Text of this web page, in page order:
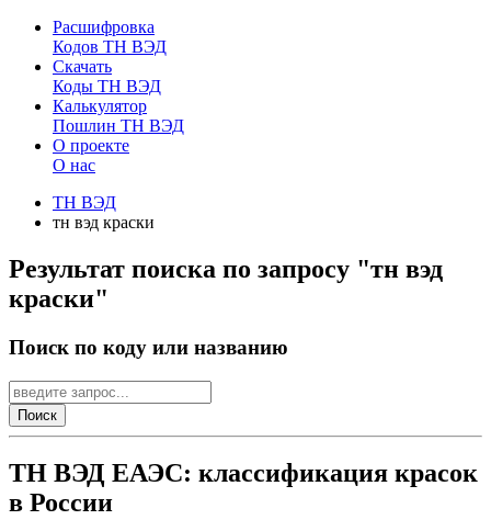
Расшифровка
Кодов ТН ВЭД
Скачать
Коды ТН ВЭД
Калькулятор
Пошлин ТН ВЭД
О проекте
О нас
ТН ВЭД
тн вэд краски
Результат поиска по запросу "тн вэд
краски"
Поиск по коду или названию
Поиск
ТН ВЭД ЕАЭС: классификация красок
в России